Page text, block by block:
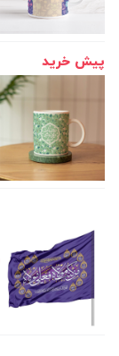
پیش خرید